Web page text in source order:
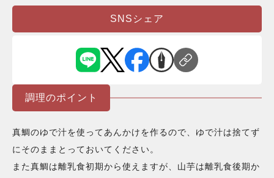
SNSシェア
調理のポイント
真鯛のゆで汁を使ってあんかけを作るので、ゆで汁は捨てず
にそのままとっておいてください。
また真鯛は離乳食初期から使えますが、山芋は離乳食後期か